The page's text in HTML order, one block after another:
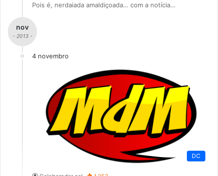
Pois é, nerdaiada amaldiçoada… com a notícia…
nov
- 2013 -
4 novembro
DC